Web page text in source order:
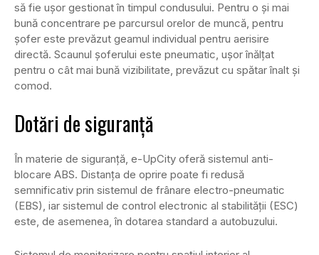
să fie ușor gestionat în timpul condusului. Pentru o și mai
bună concentrare pe parcursul orelor de muncă, pentru
șofer este prevăzut geamul individual pentru aerisire
directă. Scaunul șoferului este pneumatic, ușor înălțat
pentru o cât mai bună vizibilitate, prevăzut cu spătar înalt și
comod.
Dotări de siguranță
În materie de siguranță, e-UpCity oferă sistemul anti-
blocare ABS. Distanța de oprire poate fi redusă
semnificativ prin sistemul de frânare electro-pneumatic
(EBS), iar sistemul de control electronic al stabilității (ESC)
este, de asemenea, în dotarea standard a autobuzului.